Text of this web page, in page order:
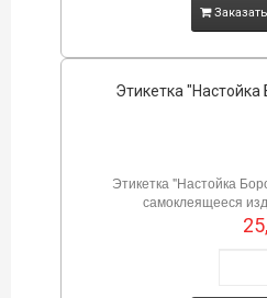
Заказать
Этикетка
Этикетка "Настойка
самоклеящееся